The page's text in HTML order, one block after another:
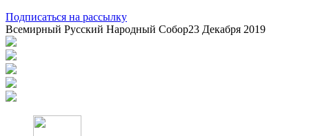
Подписаться на рассылку
Всемирный Русский Народный Собор23 Декабря 2019